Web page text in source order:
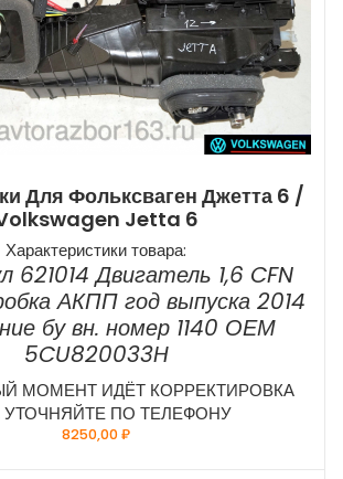
Для Фольксваген Джетта 6 /
Jetta 6
Характеристики товара:
621014 Двигатель 1,6 CFN
АКПП год выпуска 2014
бу вн. номер 1140 ОЕМ
5CU820033H
МОМЕНТ ИДЁТ КОРРЕКТИРОВКА
УТОЧНЯЙТЕ ПО ТЕЛЕФОНУ
8250,00₽